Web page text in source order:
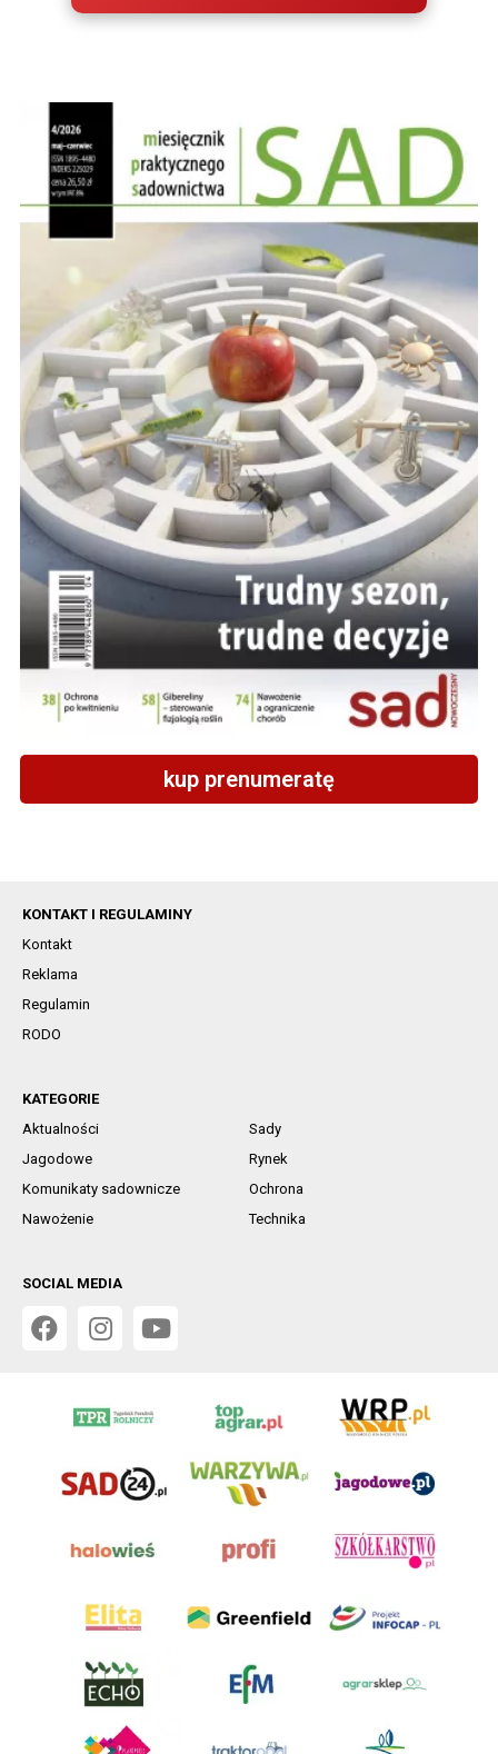
kup prenumeratę
KONTAKT I REGULAMINY
Kontakt
Reklama
Regulamin
RODO
KATEGORIE
Aktualności
Sady
Jagodowe
Rynek
Komunikaty sadownicze
Ochrona
Nawożenie
Technika
SOCIAL MEDIA